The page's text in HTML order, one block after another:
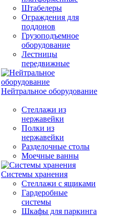
Штабелеры
Ограждения для
поддонов
Грузоподъемное
оборудование
Лестницы
передвижные
Нейтральное оборудование
Стеллажи из
нержавейки
Полки из
нержавейки
Разделочные столы
Моечные ванны
Системы хранения
Стеллажи с ящиками
Гардеробные
системы
Шкафы для паркинга